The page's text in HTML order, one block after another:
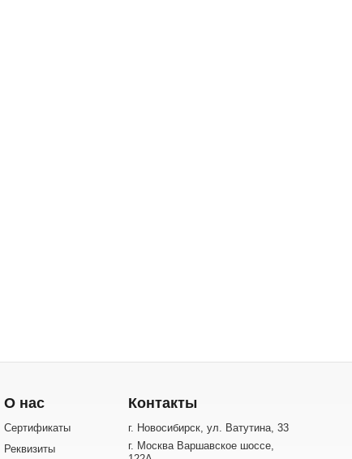
О нас
Сертификаты
Реквизиты
Контакты
г. Новосибирск, ул. Ватутина, 33
г. Москва Варшавское шоссе,